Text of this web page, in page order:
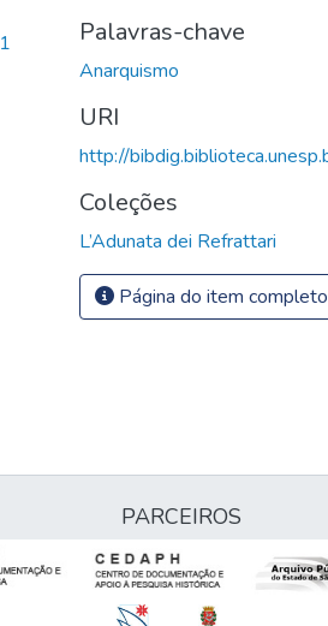
Palavras-chave
Anarquismo
URI
http://
Coleções
L’Adunata dei Refrattari
Página do item completo
PARCEIROS